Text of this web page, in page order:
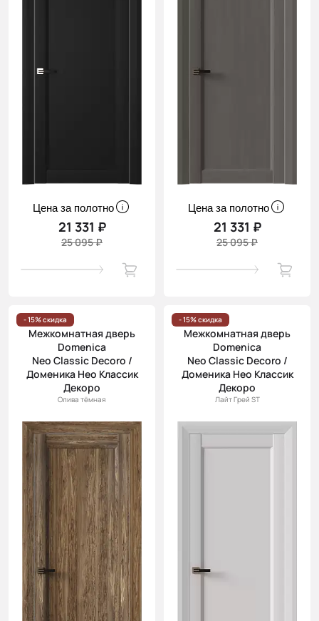
Цена за полотно
21 331 ₽
25 095 ₽
Цена за полотно
21 331 ₽
25 095 ₽
- 15% скидка
Межкомнатная дверь
Domenica
Neo Classic Decoro /
Доменика Нео Классик
Декоро
Олива тёмная
- 15% скидка
Межкомнатная дверь
Domenica
Neo Classic Decoro /
Доменика Нео Классик
Декоро
Лайт Грей ST